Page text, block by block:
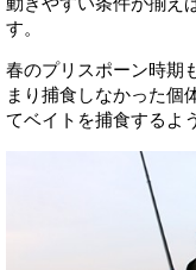
す。
春のプリスポーン時期
まり捕食しなかった個
てベイトを捕食するよ